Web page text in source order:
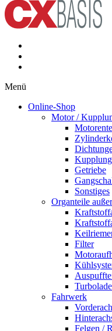
Menü
Online-Shop
Motor /
Kupplung
Getriebe
Sonstiges
Organteile
Filter
Fahrwerk
Felgen /